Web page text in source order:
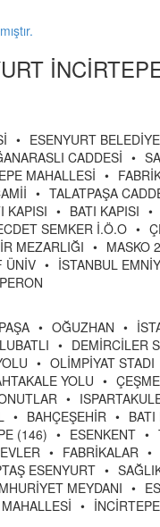
• ESENYURT BELEDİYE
CADDESİ •
MAHALLESİ •
• TALATPAŞA
KAPISI • BATI KAPISI •
SEMKER İ.Ö.O •
MEZARLIĞI • MASKO 2
ÜNİV • İSTANBUL
• OĞUZHAN •
• DEMİRCİLER
• OLİMPİYAT STADI
YOLU • ÇEŞME
•
• BAHÇEŞEHİR • BATI
(146) • ESENKENT •
• FABRİKALAR •
ESENYURT •
MEYDANI •
• İNCİRTEPE